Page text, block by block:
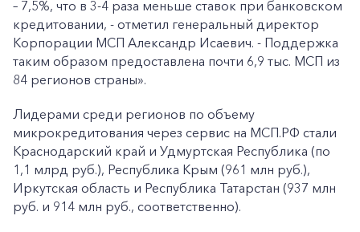
– 7,5%, что в 3-4 раза меньше ставок при банковском
кредитовании, - отметил генеральный директор
Корпорации МСП Александр Исаевич. - Поддержка
таким образом предоставлена почти 6,9 тыс. МСП из
84 регионов страны».
Лидерами среди регионов по объему
микрокредитования через сервис на МСП.РФ стали
Краснодарский край и Удмуртская Республика (по
1,1 млрд руб.), Республика Крым (961 млн руб.),
Иркутская область и Республика Татарстан (937 млн
руб. и 914 млн руб., соответственно).